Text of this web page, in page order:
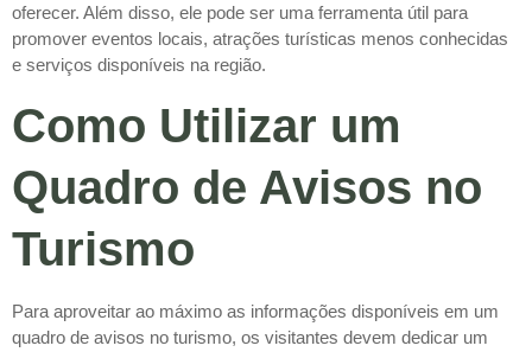
oferecer. Além disso, ele pode ser uma ferramenta útil para
promover eventos locais, atrações turísticas menos conhecidas
e serviços disponíveis na região.
Como Utilizar um
Quadro de Avisos no
Turismo
Para aproveitar ao máximo as informações disponíveis em um
quadro de avisos no turismo, os visitantes devem dedicar um